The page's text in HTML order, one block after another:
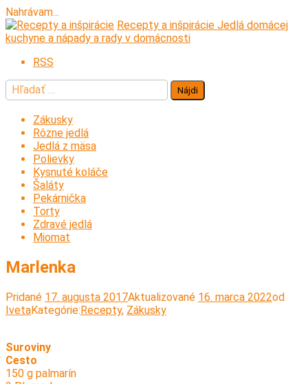
Nahrávam...
Prejsť
na
Recepty a inšpirácie Jedlá domácej
kuchyne a nápady a rady v domácnosti
RSS
Hľadať:
Zákusky
Rôzne jedlá
Jedlá z mäsa
Polievky
Kysnuté koláče
Šaláty
Pekárnička
Torty
Zdravé jedlá
Miomat
Marlenka
Pridané 17. augusta 2017Aktualizované 16. marca 2022od
IvetaKategórie:Recepty, Zákusky
Suroviny
Cesto
150 g palmarín